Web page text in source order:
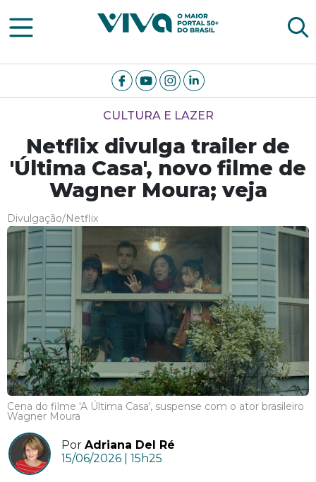
Viva Notícias
CULTURA E LAZER
Netflix divulga trailer de
'Última Casa', novo filme de
Wagner Moura; veja
Divulgação/Netflix
Cena do filme 'A Última Casa', suspense com o ator brasileiro
Wagner Moura
Por Adriana Del Ré
15/06/2026 | 15h25